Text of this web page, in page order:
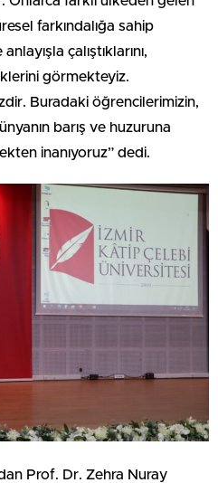
farkındalığa sahip
çalıştıklarını,
görmekteyiz.
Buradaki öğrencilerimizin,
barış ve huzuruna
inanıyoruz” dedi.
Prof. Dr. Zehra Nuray